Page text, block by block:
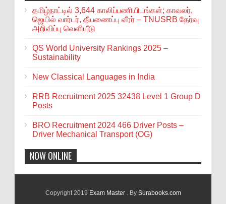
தமிழ்நாட்டில் 3,644 காலிப்பணியிடங்கள்; காவலர்,
ஜெயில் வார்டர், தீயணைப்பு வீரர் – TNUSRB தேர்வு
அறிவிப்பு வெளியீடு
QS World University Rankings 2025 –
Sustainability
New Classical Languages in India
RRB Recruitment 2025 32438 Level 1 Group D
Posts
BRO Recruitment 2024 466 Driver Posts –
Driver Mechanical Transport (OG)
NOW ONLINE
Copyright 2019 Exam Master . By Surabooks.com